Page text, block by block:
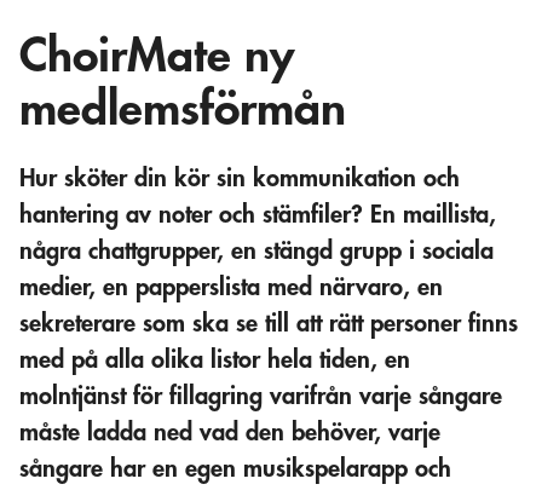
ChoirMate ny
medlemsförmån
Hur sköter din kör sin kommunikation och
hantering av noter och stämfiler? En maillista,
några chattgrupper, en stängd grupp i sociala
medier, en papperslista med närvaro, en
sekreterare som ska se till att rätt personer finns
med på alla olika listor hela tiden, en
molntjänst för fillagring varifrån varje sångare
måste ladda ned vad den behöver, varje
sångare har en egen musikspelarapp och